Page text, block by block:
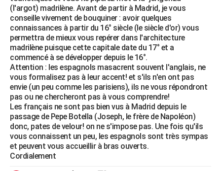
(l'argot) madrilène. Avant de partir à Madrid, je vous
conseille vivement de bouquiner : avoir quelques
connaissances à partir du 16° siècle (le siècle d'or) vous
permettra de mieux vous repérer dans l'architecture
madrilène puisque cette capitale date du 17° et a
commencé à se développer depuis le 16°.
Attention : les espagnols masacrent souvent l'anglais, ne
vous formalisez pas à leur accent! et s'ils n'en ont pas
envie (un peu comme les parisiens), ils ne vous répondront
pas ou ne chercheront pas à vous comprendre!
Les français ne sont pas bien vus à Madrid depuis le
passage de Pepe Botella (Joseph, le frère de Napoléon)
donc, pates de velour! on ne s'impose pas. Une fois qu'ils
vous connaissent un peu, les espagnols sont très sympas
et peuvent vous accueillir à bras ouverts.
Cordialement